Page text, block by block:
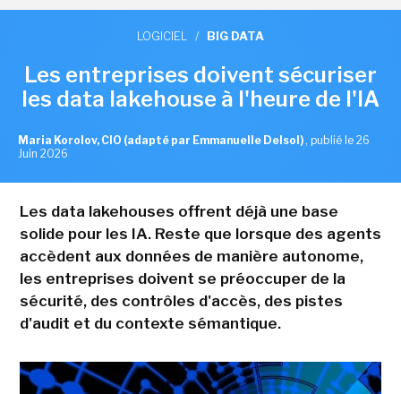
LOGICIEL / BIG DATA
Les entreprises doivent sécuriser
les data lakehouse à l'heure de l'IA
Maria Korolov, CIO (adapté par Emmanuelle Delsol) , publié le 26
Juin 2026
Les data lakehouses offrent déjà une base
solide pour les IA. Reste que lorsque des agents
accèdent aux données de manière autonome,
les entreprises doivent se préoccuper de la
sécurité, des contrôles d'accès, des pistes
d'audit et du contexte sémantique.